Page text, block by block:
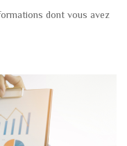
dont vous avez